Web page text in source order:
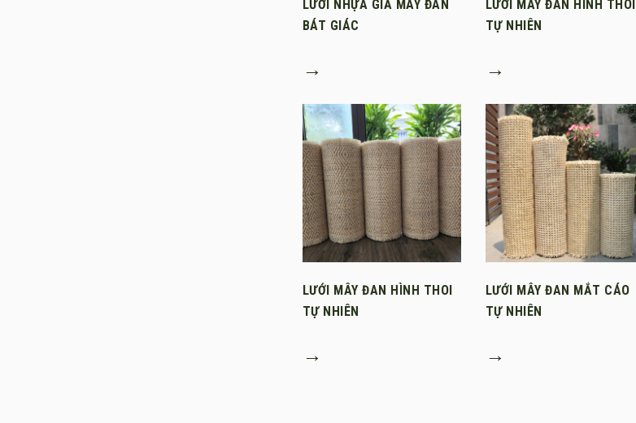
LƯỚI NHỰA GIẢ MÂY ĐAN
BÁT GIÁC
→
LƯỚI MÂY ĐAN HÌNH THOI
TỰ NHIÊN
→
LƯỚI MÂY ĐAN HÌNH THOI
TỰ NHIÊN
→
LƯỚI MÂY ĐAN MẮT CÁO
TỰ NHIÊN
→